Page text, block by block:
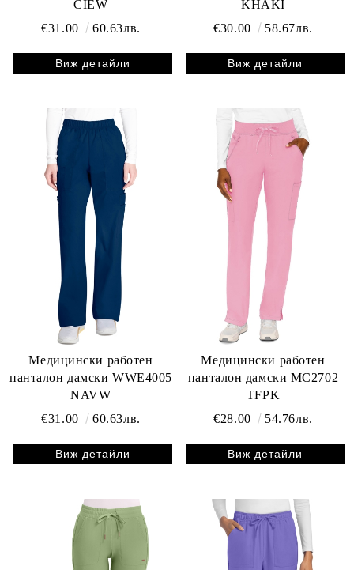
CIEW
€31.00
60.63лв.
Виж детайли
KHAKI
€30.00
58.67лв.
Виж детайли
Медицински работен
панталон дамски WWE4005
NAVW
€31.00
60.63лв.
Виж детайли
Медицински работен
панталон дамски MC2702
TFPK
€28.00
54.76лв.
Виж детайли